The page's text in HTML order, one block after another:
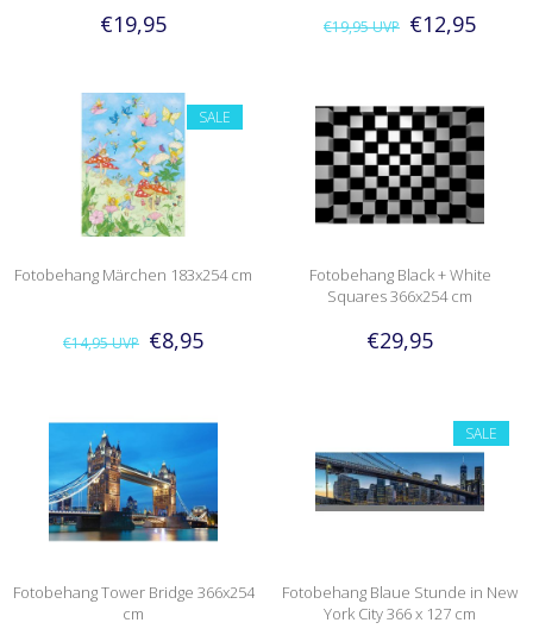
€19,95 €19,95UVP €12,95
SALE
Fotobehang Märchen 183x254 cm
€14,95UVP €8,95
Fotobehang Black + White
Squares 366x254 cm
€29,95
Fotobehang Tower Bridge 366x254
cm
SALE
Fotobehang Blaue Stunde in New
York City 366 x 127 cm